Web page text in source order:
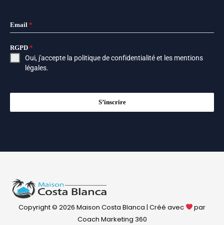
Email *
RGPD *
Oui, j'accepte la politique de confidentialitéet les mentions
légales.
S’inscrire
Copyright © 2026 Maison Costa Blanca | Créé avec
par
Coach Marketing 360